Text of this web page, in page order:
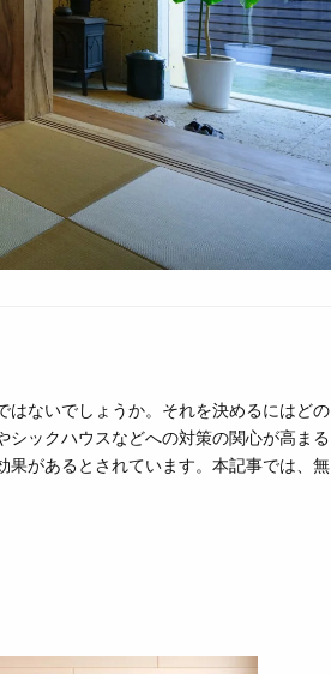
はないでしょうか。それを決めるにはどの
ックハウスなどへの対策の関心が高まる
果があるとされています。本記事では、無